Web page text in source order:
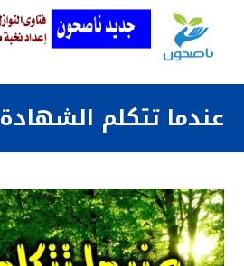
عندما تتكلم الشهادة